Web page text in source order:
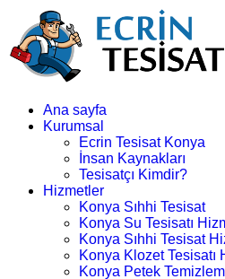
Ana sayfa
Kurumsal
Ecrin Tesisat Konya
İnsan Kaynakları
Tesisatçı Kimdir?
Hizmetler
Konya Sıhhi Tesisat
Konya Su Tesisatı
Konya Sıhhi Tesisat
Konya Klozet Tesisatı
Konya Petek